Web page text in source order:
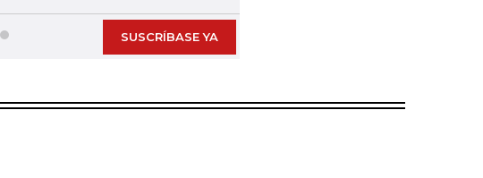
SUSCRÍBASE YA